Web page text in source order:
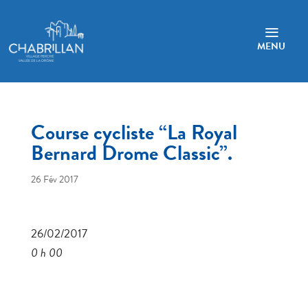
a
MENU
Course cycliste “La Royal
Bernard Drome Classic”.
26 Fév 2017
26/02/2017
0 h 00